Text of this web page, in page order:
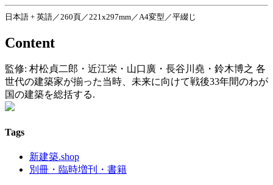
日本語 + 英語／260頁／221x297mm／A4変型／平綴じ
Content
監修: 村松貞二郎・近江栄・山口廣・長谷川堯・鈴木博之 各
世代の建築家が揃った当時、未来に向けて戦後33年間のわが
国の建築を総括する.
Tags
新建築.shop
別冊・臨時増刊・書籍